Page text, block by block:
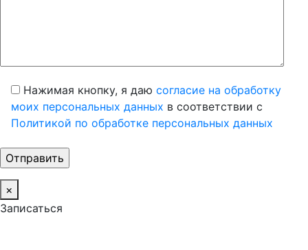
Нажимая кнопку, я даю согласие на обработку
моих персональных данных в соответствии с
Политикой по обработке персональных данных
×
Записаться